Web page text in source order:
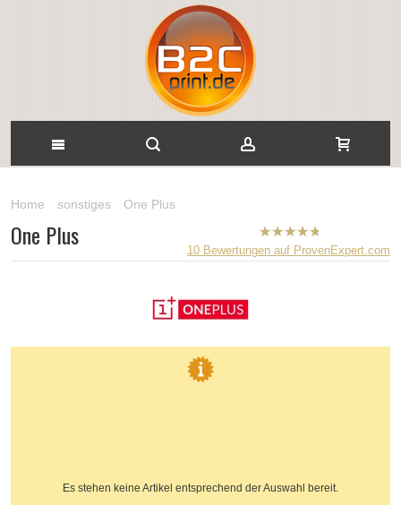
Home sonstiges One Plus
B2CPrint
hat5von
10 Bewertungen auf ProvenExpert.com
One Plus
Es stehen keine Artikel entsprechend der Auswahl bereit.